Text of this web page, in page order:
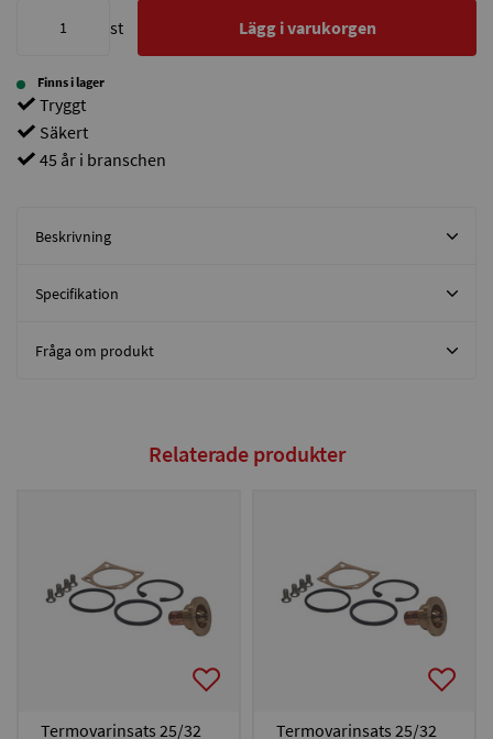
st Lägg i varukorgen
Finns i lager
Tryggt
Säkert
45 år i branschen
Beskrivning
Specifikation
Fråga om produkt
Relaterade produkter
Termovarinsats 25/32
Termovarinsats 25/32